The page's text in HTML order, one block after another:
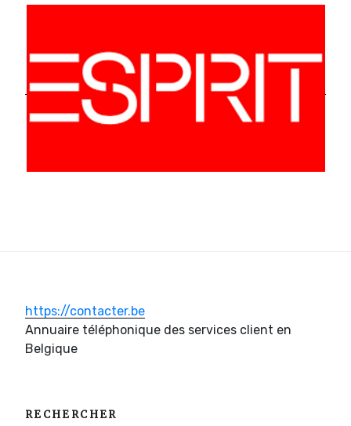
https://contacter.be
Annuaire téléphonique des services client en
Belgique
RECHERCHER